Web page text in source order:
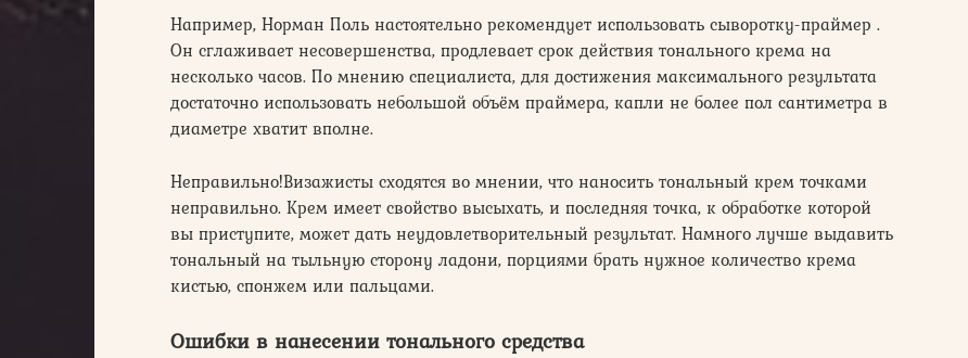
Например, Норман Поль настоятельно рекомендует использовать сыворотку-праймер .
Он сглаживает несовершенства, продлевает срок действия тонального крема на
несколько часов. По мнению специалиста, для достижения максимального результата
достаточно использовать небольшой объём праймера, капли не более пол сантиметра в
диаметре хватит вполне.
Неправильно!Визажисты сходятся во мнении, что наносить тональный крем точками
неправильно. Крем имеет свойство высыхать, и последняя точка, к обработке которой
вы приступите, может дать неудовлетворительный результат. Намного лучше выдавить
тональный на тыльную сторону ладони, порциями брать нужное количество крема
кистью, спонжем или пальцами.
Ошибки в нанесении тонального средства